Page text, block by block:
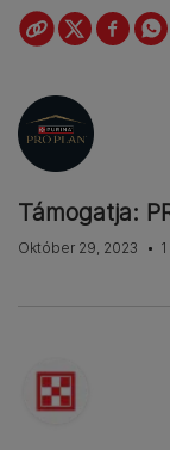
Támogatja:
Október 29, 2023